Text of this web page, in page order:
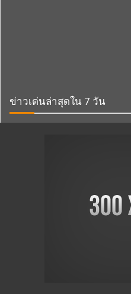
ข่าวเด่นล่าสุดใน 7 วัน